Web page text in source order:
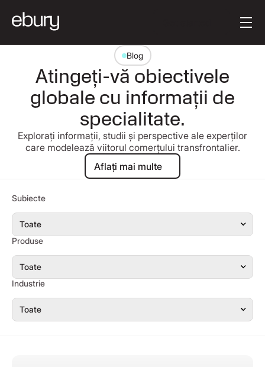
Blog
Atingeți-vă obiectivele
globale cu informații de
specialitate.
Explorați informații, studii și perspective ale experților
care modelează viitorul comerțului transfrontalier.
Aflați mai multe
Aflați mai multe
Subiecte
Produse
Industrie